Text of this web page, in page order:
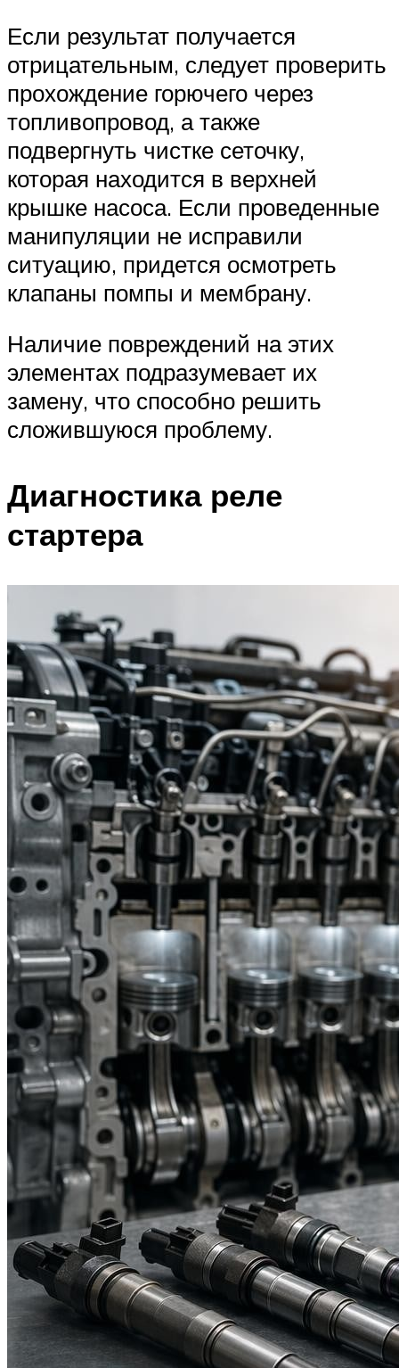
Если результат получается
отрицательным, следует проверить
прохождение горючего через
топливопровод, а также
подвергнуть чистке сеточку,
которая находится в верхней
крышке насоса. Если проведенные
манипуляции не исправили
ситуацию, придется осмотреть
клапаны помпы и мембрану.
Наличие повреждений на этих
элементах подразумевает их
замену, что способно решить
сложившуюся проблему.
Диагностика реле
стартера